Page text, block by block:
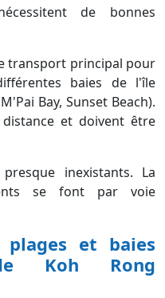
de bonnes
transport principal pour
baies de l'île
Bay, Sunset Beach).
et doivent être
inexistants. La
se font par voie
et baies
Koh Rong